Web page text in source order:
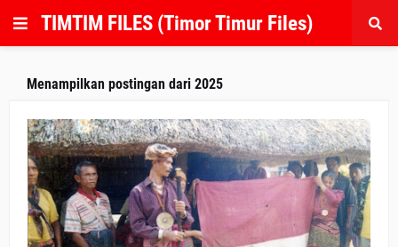
TIMTIM FILES (Timor Timur Files)
Menampilkan postingan dari 2025